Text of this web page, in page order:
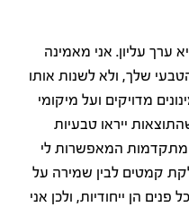
ערך עליון. אני מאמינה
שלך, ולא לשנות אותו
מדויקים ועל מיקומי
ייראו טבעיות
מתקדמות המאפשרות לי
קמטים לבין שמירה על
הן ייחודיות, ולכן אני